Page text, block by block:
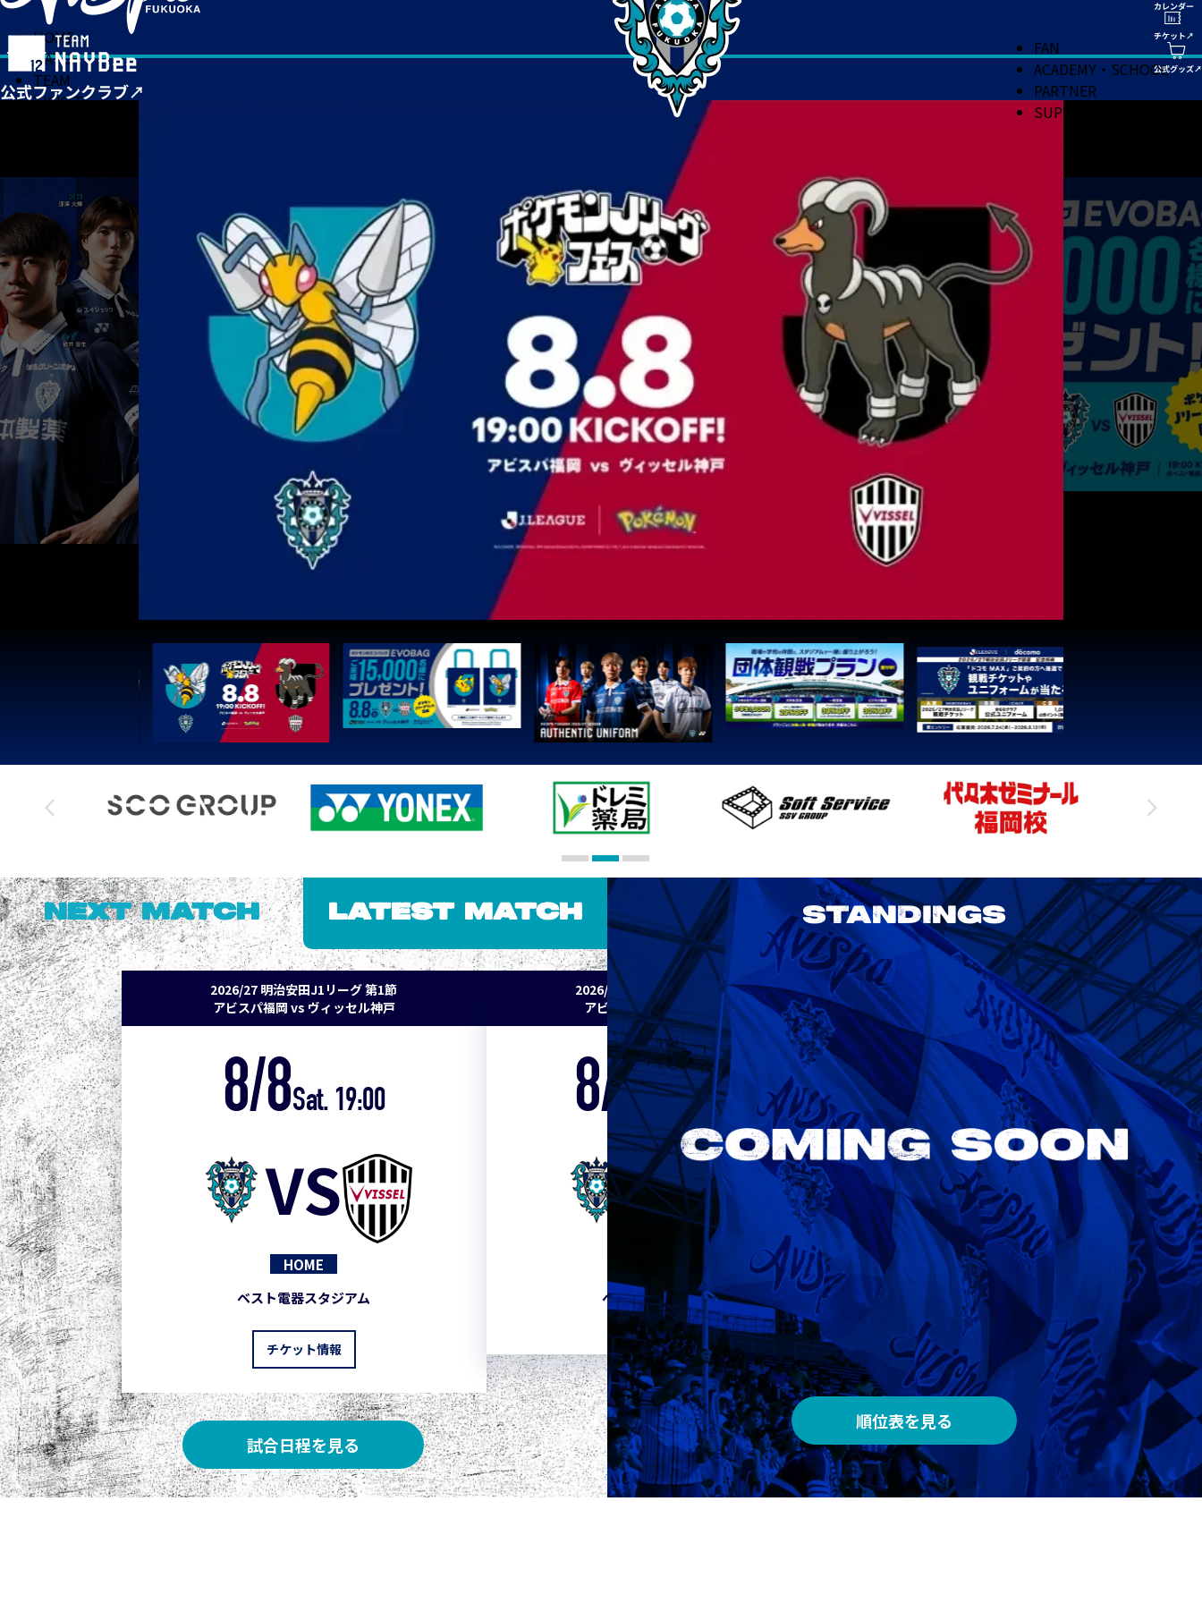
HOME
MATCH
TEAM
TICKET
FAN
ACADEMY・SCHOOL
PARTNER
SUPPORT
NEXT MATCH LATEST MATCH
2026/27 明治安田J1リーグ 第1節
アビスパ福岡 vs ヴィッセル神戸
8/8Sat. 19:00
VS
HOME
ベスト電器スタジアム
チケット情報
2026/27 明治安田J1リーグ 第2節
アビスパ福岡 vs セレッソ大阪
8/15Sat. 19:00
VS
ベスト電器スタジアム
2026/27 明治安田J1リーグ 第3節
アビスパ福岡 vs 鹿島アントラーズ
8/22Sat. 18:00
VS
AWAY
メルカリスタジアム
試合日程を見る
STANDINGS
順位表を見る